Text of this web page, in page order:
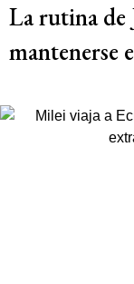
La rutina de
mantenerse